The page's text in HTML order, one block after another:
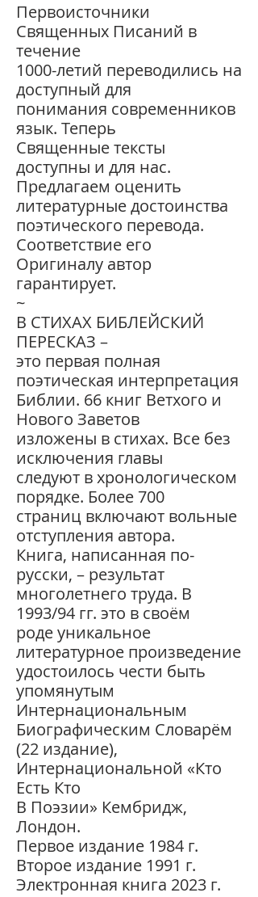
Первоисточники
Священных Писаний в
течение
1000-летий переводились на
доступный для
понимания современников
язык. Теперь
Священные тексты
доступны и для нас.
Предлагаем оценить
литературные достоинства
поэтического перевода.
Соответствие его
Оригиналу автор
гарантирует.
~
В СТИХАХ БИБЛЕЙСКИЙ
ПЕРЕСКАЗ –
это первая полная
поэтическая интерпретация
Библии. 66 книг Ветхого и
Нового Заветов
изложены в стихах. Все без
исключения главы
следуют в хронологическом
порядке. Более 700
страниц включают вольные
отступления автора.
Книга, написанная по-
русски, – результат
многолетнего труда. В
1993/94 гг. это в своём
роде уникальное
литературное произведение
удостоилось чести быть
упомянутым
Интернациональным
Биографическим Словарём
(22 издание),
Интернациональной «Кто
Есть Кто
В Поэзии» Кембридж,
Лондон.
Первое издание 1984 г.
Второе издание 1991 г.
Электронная книга 2023 г.